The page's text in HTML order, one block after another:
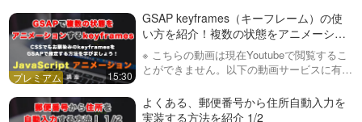
JavaScriptの実装だとなかなか手間ですが、
Swiperのオプションな…
15:30
GSAP keyframes（キーフレーム）の使
い方を紹介！複数の状態をアニメーショ
ンする方法 GSAP #8
※ こちらの動画は現在Youtubeで閲覧するこ
とができません。以下の動画サービスに有料
です。https://factory-programming-mv.c…
よくある、郵便番号から住所自動入力を
実装する方法を紹介 1/2